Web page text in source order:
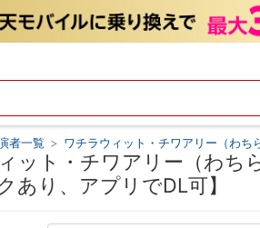
者一覧 > ワチラウィット・チワアリー（わち
ット・チワアリー（わち
あり、アプリでDL可】